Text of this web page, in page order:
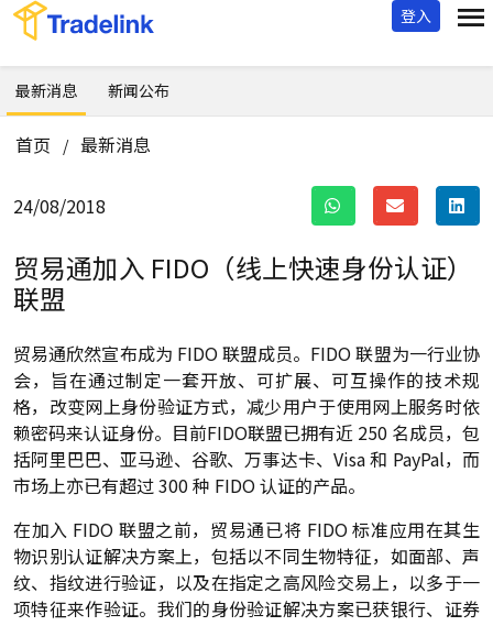
登入
最新消息 新闻公布
首页 / 最新消息
24/08/2018
贸易通加入 FIDO（线上快速身份认证）
联盟
贸易通欣然宣布成为 FIDO 联盟成员。FIDO 联盟为一行业协
会，旨在通过制定一套开放、可扩展、可互操作的技术规
格，改变网上身份验证方式，减少用户于使用网上服务时依
赖密码来认证身份。目前FIDO联盟已拥有近 250 名成员，包
括阿里巴巴、亚马逊、谷歌、万事达卡、Visa 和 PayPal，而
市场上亦已有超过 300 种 FIDO 认证的产品。
在加入 FIDO 联盟之前，贸易通已将 FIDO 标准应用在其生
物识别认证解决方案上，包括以不同生物特征，如面部、声
纹、指纹进行验证，以及在指定之高风险交易上，以多于一
项特征来作验证。我们的身份验证解决方案已获银行、证券